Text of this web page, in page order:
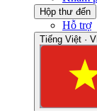
Hộp thư đến
Hỗ trợ
Tiếng Việt ·